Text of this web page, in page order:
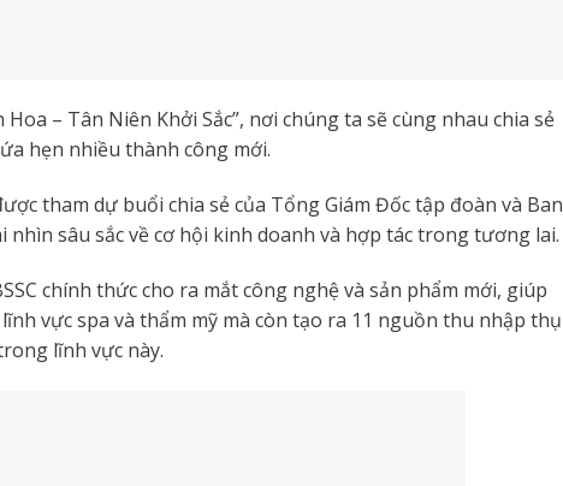
– Tân Niên Khởi Sắc”, nơi chúng ta sẽ cùng nhau chia sẻ
hẹn nhiều thành công mới.
tham dự buổi chia sẻ của Tổng Giám Đốc tập đoàn và Ban
nhìn sâu sắc về cơ hội kinh doanh và hợp tác trong tương lai.
chính thức cho ra mắt công nghệ và sản phẩm mới, giúp
vực spa và thẩm mỹ mà còn tạo ra 11 nguồn thu nhập thụ
lĩnh vực này.